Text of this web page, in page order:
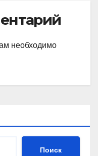
необходимо
Поиск